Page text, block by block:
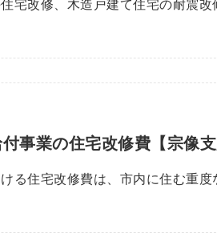
宅改修、木造戸建て住宅の耐震
事業の住宅改修費【宗像支
る住宅改修費は、市内に住む重